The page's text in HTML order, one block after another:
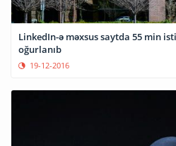
LinkedIn-ə məxsus saytda 55 min
oğurlanıb
19-12-2016